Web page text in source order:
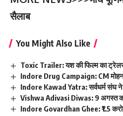
सैलाब
You Might Also Like
Toxic Trailer: यश की फिल्म का
Indore Drug Campaign: CM मोहन
Indore Kawad Yatra: सर्वधर्म संघ ने
Vishwa Adivasi Diwas: 9 अगस्त को
Indore Govardhan Ghee: ₹1.5